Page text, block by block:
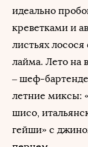
идеально
креветками и
листьях
лайма. Лето на
– шеф-
летние миксы:
шисо,
гейши» с